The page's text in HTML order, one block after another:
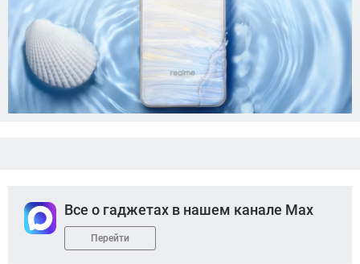
Все о гаджетах в нашем канале Max
Перейти